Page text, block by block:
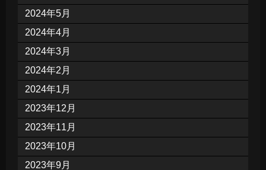
2024年5月
2024年4月
2024年3月
2024年2月
2024年1月
2023年12月
2023年11月
2023年10月
2023年9月